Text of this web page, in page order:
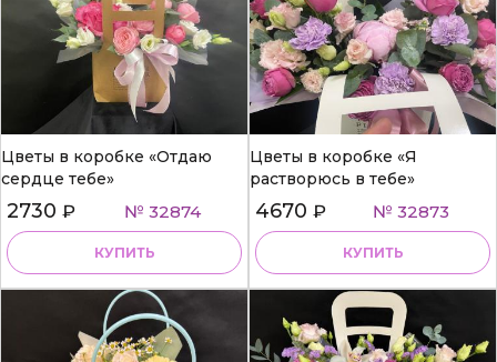
Цветы в коробке «Отдаю
сердце тебе»
2730 ₽ № 32874
КУПИТЬ
Цветы в коробке «Я
растворюсь в тебе»
4670 ₽ № 32873
КУПИТЬ